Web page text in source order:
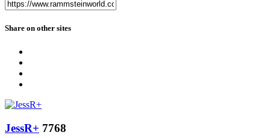
Share on other sites
JessR+ 7768